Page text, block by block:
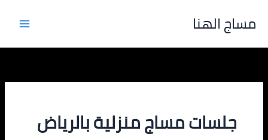
مساج الهنا
جلسات مساج منزلية بالرياض